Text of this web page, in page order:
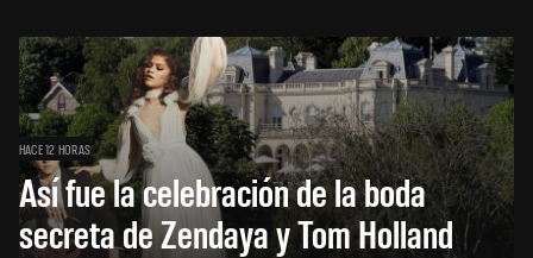
HACE 12 HORAS
Así fue la celebración de la boda
secreta de Zendaya y Tom Holland